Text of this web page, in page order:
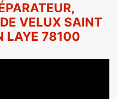
VELUX SAINT
LAYE 78100